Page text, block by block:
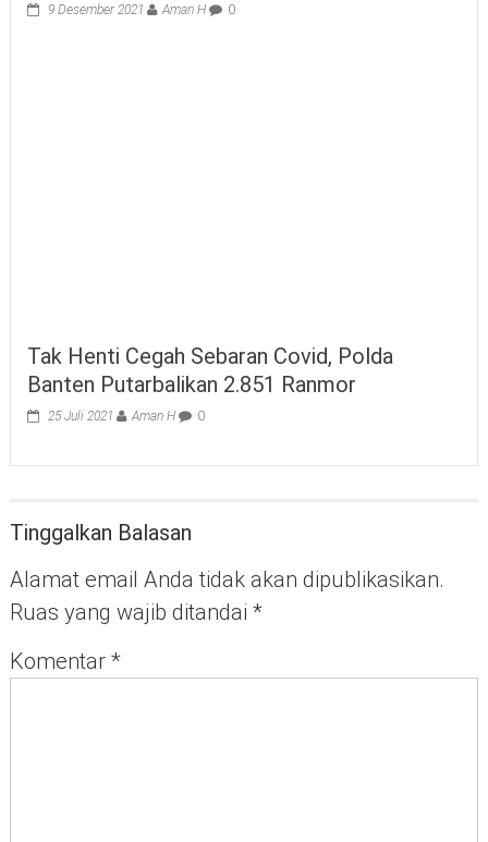
9 Desember 2021 Aman H 0
Tak Henti Cegah Sebaran Covid, Polda
Banten Putarbalikan 2.851 Ranmor
25 Juli 2021 Aman H 0
Tinggalkan Balasan
Alamat email Anda tidak akan dipublikasikan.
Ruas yang wajib ditandai *
Komentar *